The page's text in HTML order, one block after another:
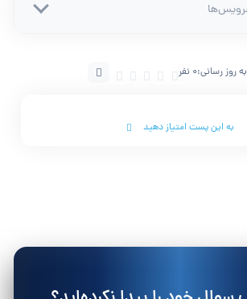
روز رسانی:0 نفر
به این پست امتیاز دهید